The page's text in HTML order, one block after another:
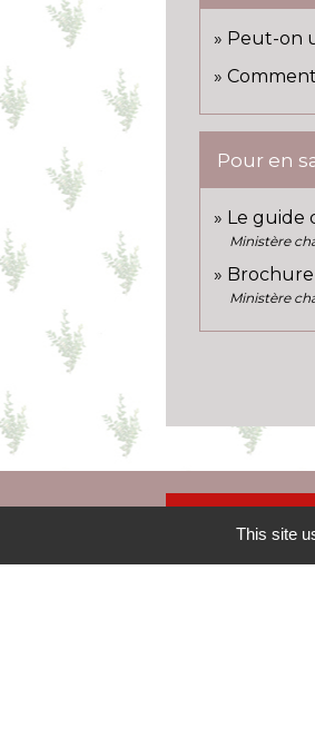
Peut-on
Pour en
Le guide
Ministère
Ministère
Commune de
This site